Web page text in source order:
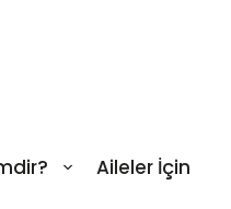
Aileler İçin